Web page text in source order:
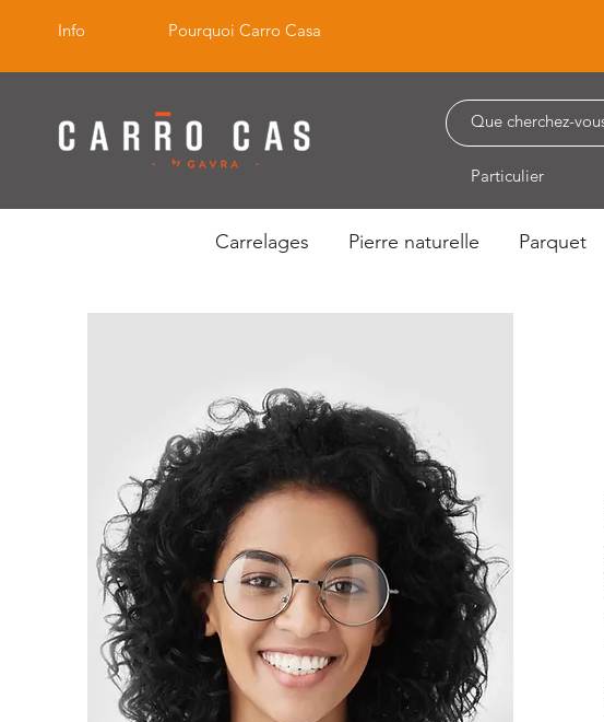
Info Pourquoi Carro Casa
Particulier
Carrelages Pierre naturelle Parquet